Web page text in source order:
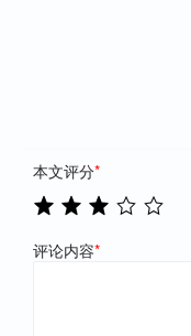
本文评分*
评论内容*